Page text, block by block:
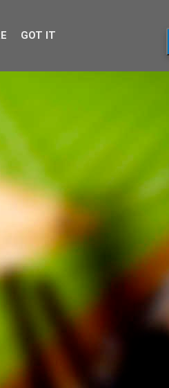
GOT IT